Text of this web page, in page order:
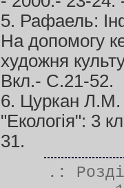
5. Рафаель:
На допомогу
художня
Вкл.- С.21-52.
6. Цуркан Л.М.
"Екологія": 3
31.
.: